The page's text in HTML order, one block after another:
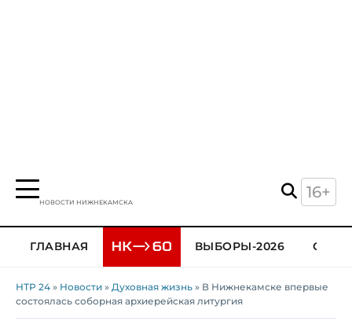
НОВОСТИ НИЖНЕКАМСКА
16+
ГЛАВНАЯ ВЫБОРЫ-2026
НТР 24 » Новости » Духовная жизнь » В Нижнекамске впервые
состоялась соборная архиерейская литургия